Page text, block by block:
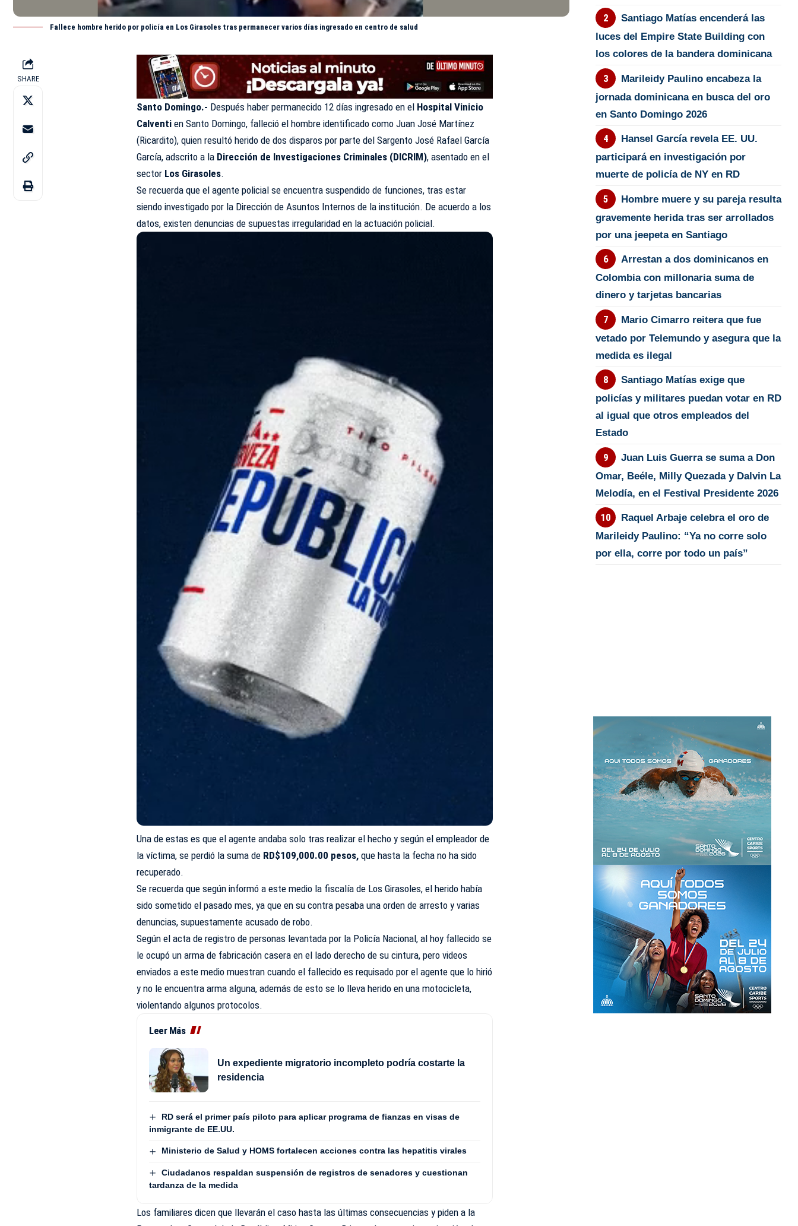
Fallece hombre herido por policía en Los Girasoles tras permanecer varios días ingresado en centro de salud
SHARE
Santo Domingo.- Después haber permanecido 12 días ingresado en el Hospital Vinicio
Calventi en Santo Domingo, falleció el hombre identificado como Juan José Martínez
(Ricardito), quien resultó herido de dos disparos por parte del Sargento José Rafael García
García, adscrito a la Dirección de Investigaciones Criminales (DICRIM), asentado en el
sector Los Girasoles.
Se recuerda que el agente policial se encuentra suspendido de funciones, tras estar
siendo investigado por la Dirección de Asuntos Internos de la institución. De acuerdo a los
datos, existen denuncias de supuestas irregularidad en la actuación policial.
Una de estas es que el agente andaba solo tras realizar el hecho y según el empleador de
la víctima, se perdió la suma de RD$109,000.00 pesos, que hasta la fecha no ha sido
recuperado.
Se recuerda que según informó a este medio la fiscalía de Los Girasoles, el herido había
sido sometido el pasado mes, ya que en su contra pesaba una orden de arresto y varias
denuncias, supuestamente acusado de robo.
Según el acta de registro de personas levantada por la Policía Nacional, al hoy fallecido se
le ocupó un arma de fabricación casera en el lado derecho de su cintura, pero videos
enviados a este medio muestran cuando el fallecido es requisado por el agente que lo hirió
y no le encuentra arma alguna, además de esto se lo lleva herido en una motocicleta,
violentando algunos protocolos.
Leer Más
Un expediente migratorio incompleto podría costarte la
residencia
RD será el primer país piloto para aplicar programa de fianzas en visas de
inmigrante de EE.UU.
Ministerio de Salud y HOMS fortalecen acciones contra las hepatitis virales
Ciudadanos respaldan suspensión de registros de senadores y cuestionan
tardanza de la medida
Los familiares dicen que llevarán el caso hasta las últimas consecuencias y piden a la
Santiago Matías encenderá las
luces del Empire State Building con
los colores de la bandera dominicana
Marileidy Paulino encabeza la
jornada dominicana en busca del oro
en Santo Domingo 2026
Hansel García revela EE. UU.
participará en investigación por
muerte de policía de NY en RD
Hombre muere y su pareja resulta
gravemente herida tras ser arrollados
por una jeepeta en Santiago
Arrestan a dos dominicanos en
Colombia con millonaria suma de
dinero y tarjetas bancarias
Mario Cimarro reitera que fue
vetado por Telemundo y asegura que la
medida es ilegal
Santiago Matías exige que
policías y militares puedan votar en RD
al igual que otros empleados del
Estado
Juan Luis Guerra se suma a Don
Omar, Beéle, Milly Quezada y Dalvin La
Melodía, en el Festival Presidente 2026
Raquel Arbaje celebra el oro de
Marileidy Paulino: “Ya no corre solo
por ella, corre por todo un país”